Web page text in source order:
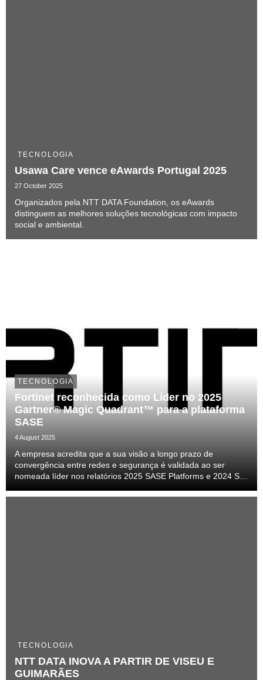
TECNOLOGIA
Usawa Care vence eAwards Portugal 2025
27 October 2025
Organizados pela NTT DATA Foundation, os eAwards
distinguem as melhores soluções tecnológicas com impacto
social e ambiental.
TECNOLOGIA
Fortinet reconhecida como Líder no 2025
Gartner® Magic Quadrant™ para a plataforma
SASE
4 August 2025
A empresa acredita que a sua visão a longo prazo de
convergência entre redes e segurança é validada ao ser
nomeada líder nos relatórios 2025 SASE Platforms e 2024 SD-
TECNOLOGIA
NTT DATA INOVA A PARTIR DE VISEU E
GUIMARÃES